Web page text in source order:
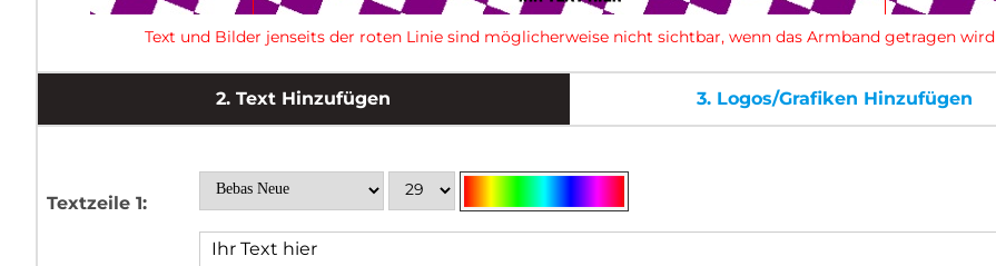
Text und Bilder jenseits der roten Linie sind möglicherweise nicht sichtbar, wenn das Armband getragen wird
2.Text Hinzufügen 3. Logos/Grafiken Hinzufügen
Textzeile 1: